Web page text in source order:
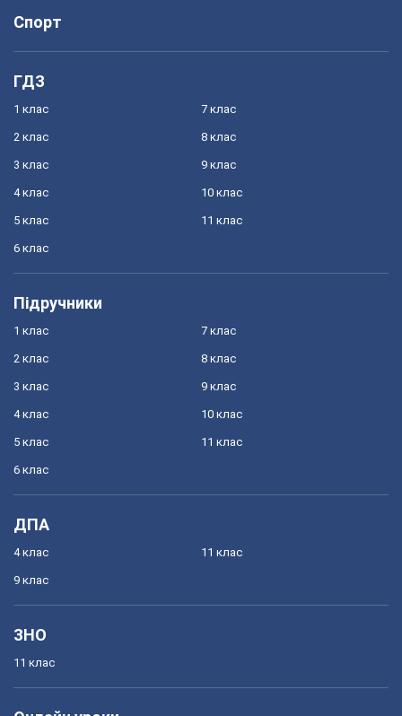
Спорт
ГДЗ
1 клас
2 клас
3 клас
4 клас
5 клас
6 клас
7 клас
8 клас
9 клас
10 клас
11 клас
Підручники
1 клас
2 клас
3 клас
4 клас
5 клас
6 клас
7 клас
8 клас
9 клас
10 клас
11 клас
ДПА
4 клас
9 клас
11 клас
ЗНО
11 клас